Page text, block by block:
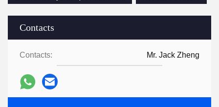
Contacts
Contacts: Mr. Jack Zheng